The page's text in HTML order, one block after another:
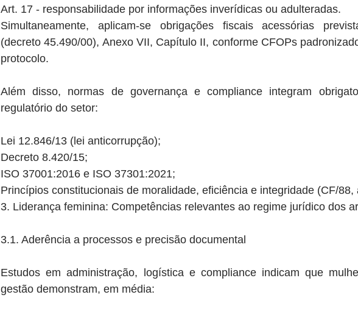
Art. 17 - responsabilidade por informações inverídicas ou adulteradas.
Simultaneamente, aplicam-se obrigações fiscais acessórias
(decreto 45.490/00), Anexo VII, Capítulo II, conforme CFOPs
protocolo.
Além disso, normas de governança e compliance integram
regulatório do setor:
Lei 12.846/13 (lei anticorrupção);
Decreto 8.420/15;
ISO 37001:2016 e ISO 37301:2021;
Princípios constitucionais de moralidade, eficiência e integridade (CF/88,
3. Liderança feminina: Competências relevantes ao regime jurídico dos
3.1. Aderência a processos e precisão documental
Estudos em administração, logística e compliance indicam que
gestão demonstram, em média: